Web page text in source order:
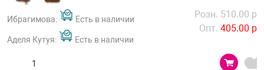
Ибрагимова: Есть в наличии
Аделя Кутуя: Есть в наличии
Розн. 510.00 р
Опт. 405.00 р